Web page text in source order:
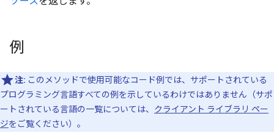
例
注: このメソッドで使用可能なコード例では、サポートされている
プログラミング言語すべての例を示しているわけではありません（サポ
ートされている言語の一覧については、 クライアント ライブラリ ペー
ジをご覧ください）。